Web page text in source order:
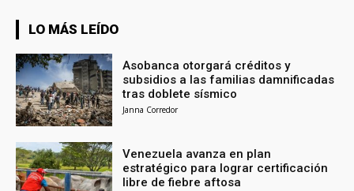
LO MÁS LEÍDO
Asobanca otorgará créditos y
subsidios a las familias damnificadas
tras doblete sísmico
Janna Corredor
Venezuela avanza en plan
estratégico para lograr certificación
libre de fiebre aftosa